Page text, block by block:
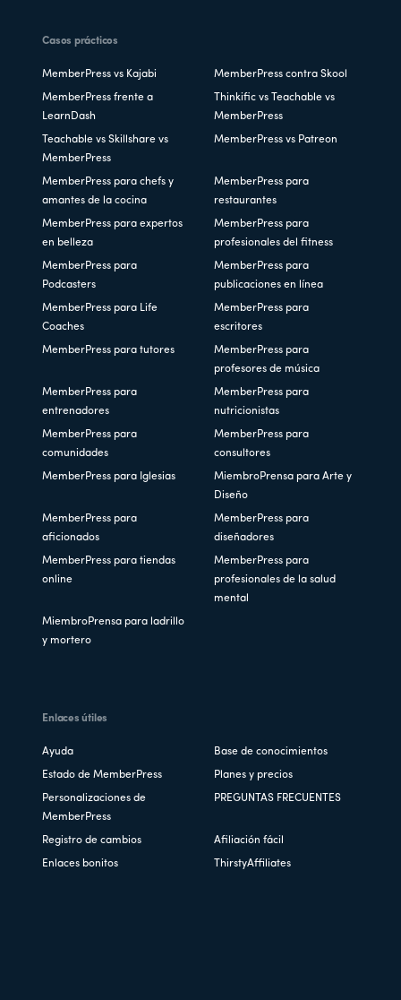
Casos prácticos
MemberPress vs Kajabi MemberPress contra Skool
MemberPress frente a
LearnDash
Thinkific vs Teachable vs
MemberPress
Teachable vs Skillshare vs
MemberPress
MemberPress vs Patreon
MemberPress para chefs y
amantes de la cocina
MemberPress para
restaurantes
MemberPress para expertos
en belleza
MemberPress para
profesionales del fitness
MemberPress para
Podcasters
MemberPress para
publicaciones en línea
MemberPress para Life
Coaches
MemberPress para
escritores
MemberPress para tutores
MemberPress para
profesores de música
MemberPress para
entrenadores
MemberPress para
nutricionistas
MemberPress para
comunidades
MemberPress para
consultores
MemberPress para Iglesias
MiembroPrensa para Arte y
Diseño
MemberPress para
aficionados
MemberPress para
diseñadores
MemberPress para tiendas
online
MemberPress para
profesionales de la salud
mental
MiembroPrensa para ladrillo
y mortero
Enlaces útiles
Ayuda Base de conocimientos
Estado de MemberPress Planes y precios
Personalizaciones de
MemberPress
PREGUNTAS FRECUENTES
Registro de cambios Afiliación fácil
Enlaces bonitos ThirstyAffiliates